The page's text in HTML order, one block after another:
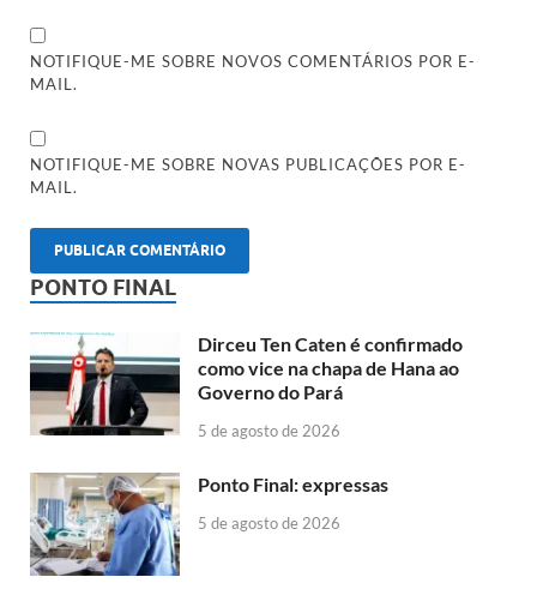
NOTIFIQUE-ME SOBRE NOVOS COMENTÁRIOS POR E-
MAIL.
NOTIFIQUE-ME SOBRE NOVAS PUBLICAÇÕES POR E-
MAIL.
PONTO FINAL
Dirceu Ten Caten é confirmado
como vice na chapa de Hana ao
Governo do Pará
5 de agosto de 2026
Ponto Final: expressas
5 de agosto de 2026